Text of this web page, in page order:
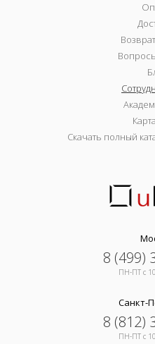
Скачать полный
8 (499)
ПН-ПТ c
Санкт-
8 (812)
ПН-ПТ c